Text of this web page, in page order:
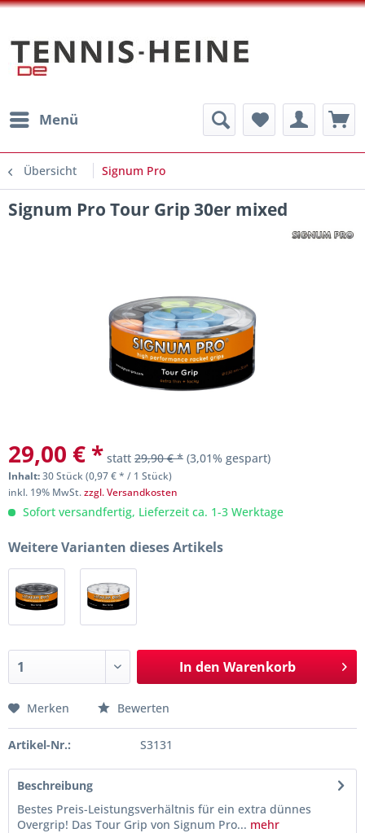
Menü
Übersicht Signum Pro
Signum Pro Tour Grip 30er mixed
29,00 € * statt 29,90 € * (3,01% gespart)
Inhalt:30 Stück (0,97 € * / 1 Stück)
inkl. 19% MwSt.zzgl. Versandkosten
Sofort versandfertig, Lieferzeit ca. 1-3 Werktage
Weitere Varianten dieses Artikels
In den Warenkorb
Merken Bewerten
Artikel-Nr.: S3131
Beschreibung
Bestes Preis-Leistungsverhältnis für ein extra dünnes
Overgrip! Das Tour Grip von Signum Pro... mehr